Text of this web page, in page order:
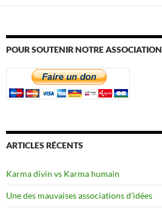
POUR SOUTENIR NOTRE ASSOCIATION
ARTICLES RÉCENTS
Karma divin vs Karma humain
Une des mauvaises associations d’idées